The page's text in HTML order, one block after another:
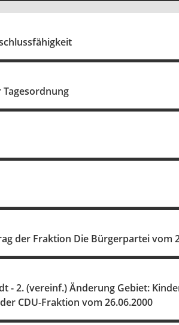
der Fraktion Die Bürgerpartei vom
- 2. (vereinf.) Änderung Gebiet:
CDU-Fraktion vom 26.06.2000